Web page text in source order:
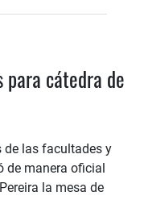
para cátedra de
de las facultades y
de manera oficial
la mesa de